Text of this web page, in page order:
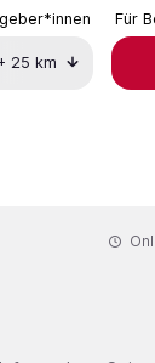
Für
25 km